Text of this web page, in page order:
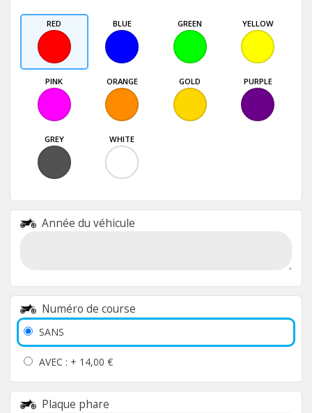
RED BLUE GREEN YELLOW
PINK ORANGE GOLD PURPLE
GREY WHITE
Année du véhicule
Numéro de course
SANS
AVEC : + 14,00 €
Plaque phare